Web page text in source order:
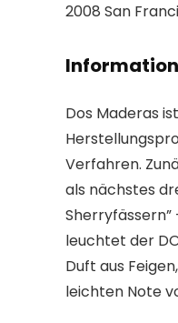
2008 San
Dos Maderas
Verfahren.
als nächstes
leuchtet der
Duft aus
leichten Note